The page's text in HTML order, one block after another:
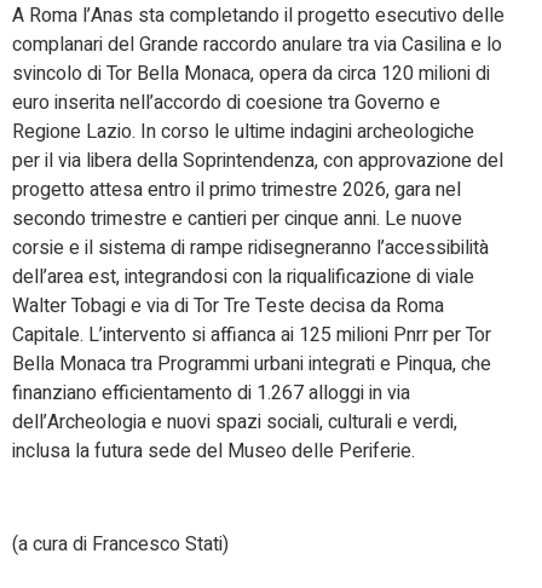
A Roma l’Anas sta completando il progetto esecutivo delle
complanari del Grande raccordo anulare tra via Casilina e lo
svincolo di Tor Bella Monaca, opera da circa 120 milioni di
euro inserita nell’accordo di coesione tra Governo e
Regione Lazio. In corso le ultime indagini archeologiche
per il via libera della Soprintendenza, con approvazione del
progetto attesa entro il primo trimestre 2026, gara nel
secondo trimestre e cantieri per cinque anni. Le nuove
corsie e il sistema di rampe ridisegneranno l’accessibilità
dell’area est, integrandosi con la riqualificazione di viale
Walter Tobagi e via di Tor Tre Teste decisa da Roma
Capitale. L’intervento si affianca ai 125 milioni Pnrr per Tor
Bella Monaca tra Programmi urbani integrati e Pinqua, che
finanziano efficientamento di 1.267 alloggi in via
dell’Archeologia e nuovi spazi sociali, culturali e verdi,
inclusa la futura sede del Museo delle Periferie.
(a cura di Francesco Stati)